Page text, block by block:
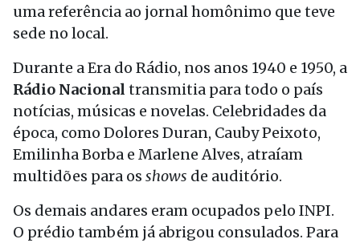
uma referência ao jornal homônimo que teve
sede no local.
Durante a Era do Rádio, nos anos 1940 e 1950, a
Rádio Nacional transmitia para todo o país
notícias, músicas e novelas. Celebridades da
época, como Dolores Duran, Cauby Peixoto,
Emilinha Borba e Marlene Alves, atraíam
multidões para os shows de auditório.
Os demais andares eram ocupados pelo INPI.
O prédio também já abrigou consulados. Para